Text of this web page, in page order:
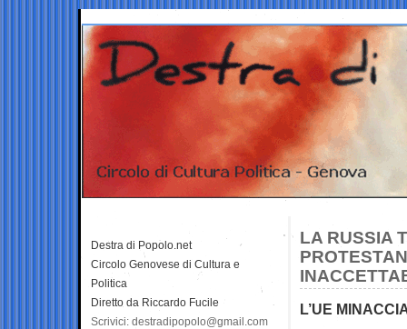
LA RUSSIA
L’UE
Destra di Popolo.net
Circolo Genovese di Cultura e
Politica
Diretto da Riccardo Fucile
Scrivici: destradipopolo@gmail.com